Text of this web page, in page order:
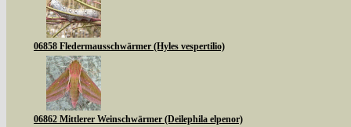
06858 Fledermausschwärmer (Hyles vespertilio)
06862 Mittlerer Weinschwärmer (Deilephila elpenor)